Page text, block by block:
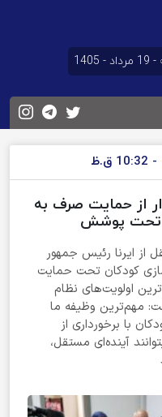
از حمایت صرف به
تحت پوشش
از ایرنا رئیس جمهور
کودکان تحت حمایت
اولویت‌های نظام
مهم‌ترین وظیفه ما
با برخورداری از
آینده‌ای مستقل،